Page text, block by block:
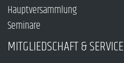
Hauptversammlung
Seminare
MITGLIEDSCHAFT & SERVICE